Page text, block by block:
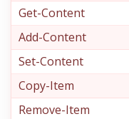
Get-Content
Add-Content
Set-Content
Copy-Item
Remove-Item